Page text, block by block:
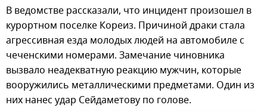
В ведомстве рассказали, что инцидент произошел в
курортном поселке Кореиз. Причиной драки стала
агрессивная езда молодых людей на автомобиле с
чеченскими номерами. Замечание чиновника
вызвало неадекватную реакцию мужчин, которые
вооружились металлическими предметами. Один из
них нанес удар Сейдаметову по голове.